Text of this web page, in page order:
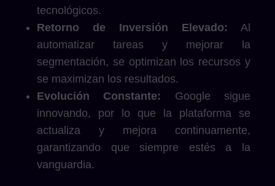
tecnológicos.
Retorno de Inversión Elevado: Al
automatizar tareas y mejorar la
segmentación, se optimizan los recursos y
se maximizan los resultados.
Evolución Constante:
Google sigue
innovando, por lo que la plataforma se
actualiza y mejora continuamente,
garantizando que siempre estés a la
vanguardia.